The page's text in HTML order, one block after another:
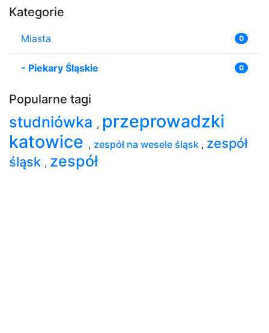
Kategorie
Miasta 0
- Piekary Śląskie 0
Popularne tagi
studniówka , przeprowadzki
katowice , zespół na wesele śląsk , zespół
śląsk , zespół